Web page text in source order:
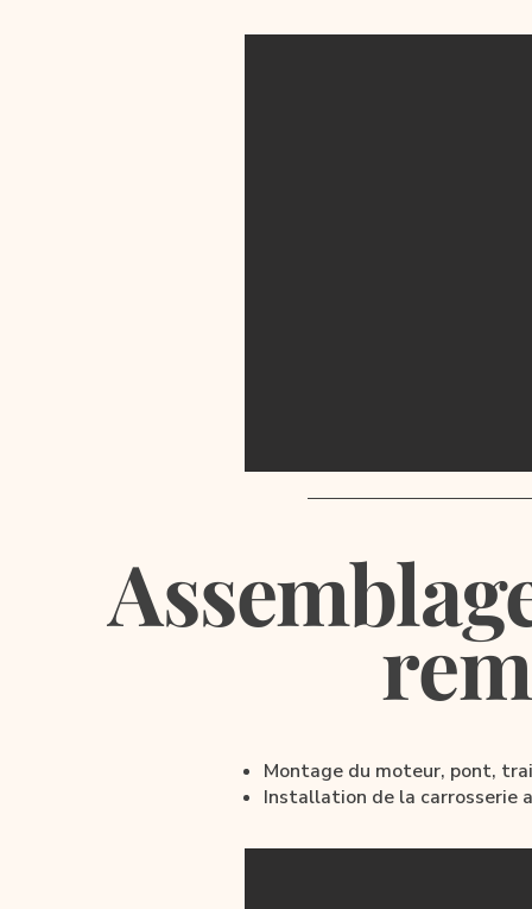
Montage du moteur, pont,
Installation de la carrosserie